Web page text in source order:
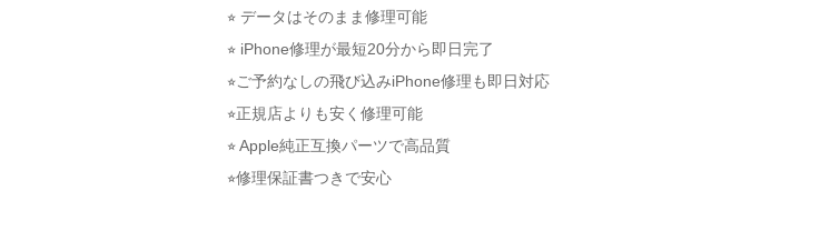
⭐︎ データはそのまま修理可能
⭐︎ iPhone修理が最短20分から即日完了
⭐︎ご予約なしの飛び込みiPhone修理も即日対応
⭐︎正規店よりも安く修理可能
⭐︎ Apple純正互換パーツで高品質
⭐︎修理保証書つきで安心